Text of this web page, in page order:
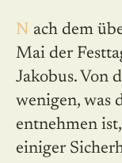
Nach dem überlieferten Kalender war der 1.
Mai der
Jakobus. Von
wenigen, was
entnehmen
einiger